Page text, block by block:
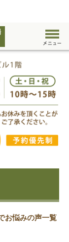
お悩みの声一覧